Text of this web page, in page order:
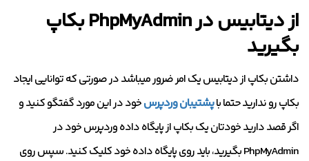
از دیتابیس در PhpMyAdmin بکاپ
بگیرید
داشتن بکاپ از دیتابیس یک امر ضرور میباشد در صورتی که توانایی ایجاد
بکاپ رو ندارید حتما باپشتیبان وردپرسخود در این مورد گفتگو کنید و
اگر قصد دارید خودتان یک بکاپ از پایگاه داده وردپرس خود در
PhpMyAdmin بگیرید، باید روی پایگاه داده خود کلیک کنید. سپس روی